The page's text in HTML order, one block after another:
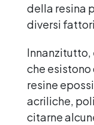
della resina
diversi
che
resine
acriliche,
citarne